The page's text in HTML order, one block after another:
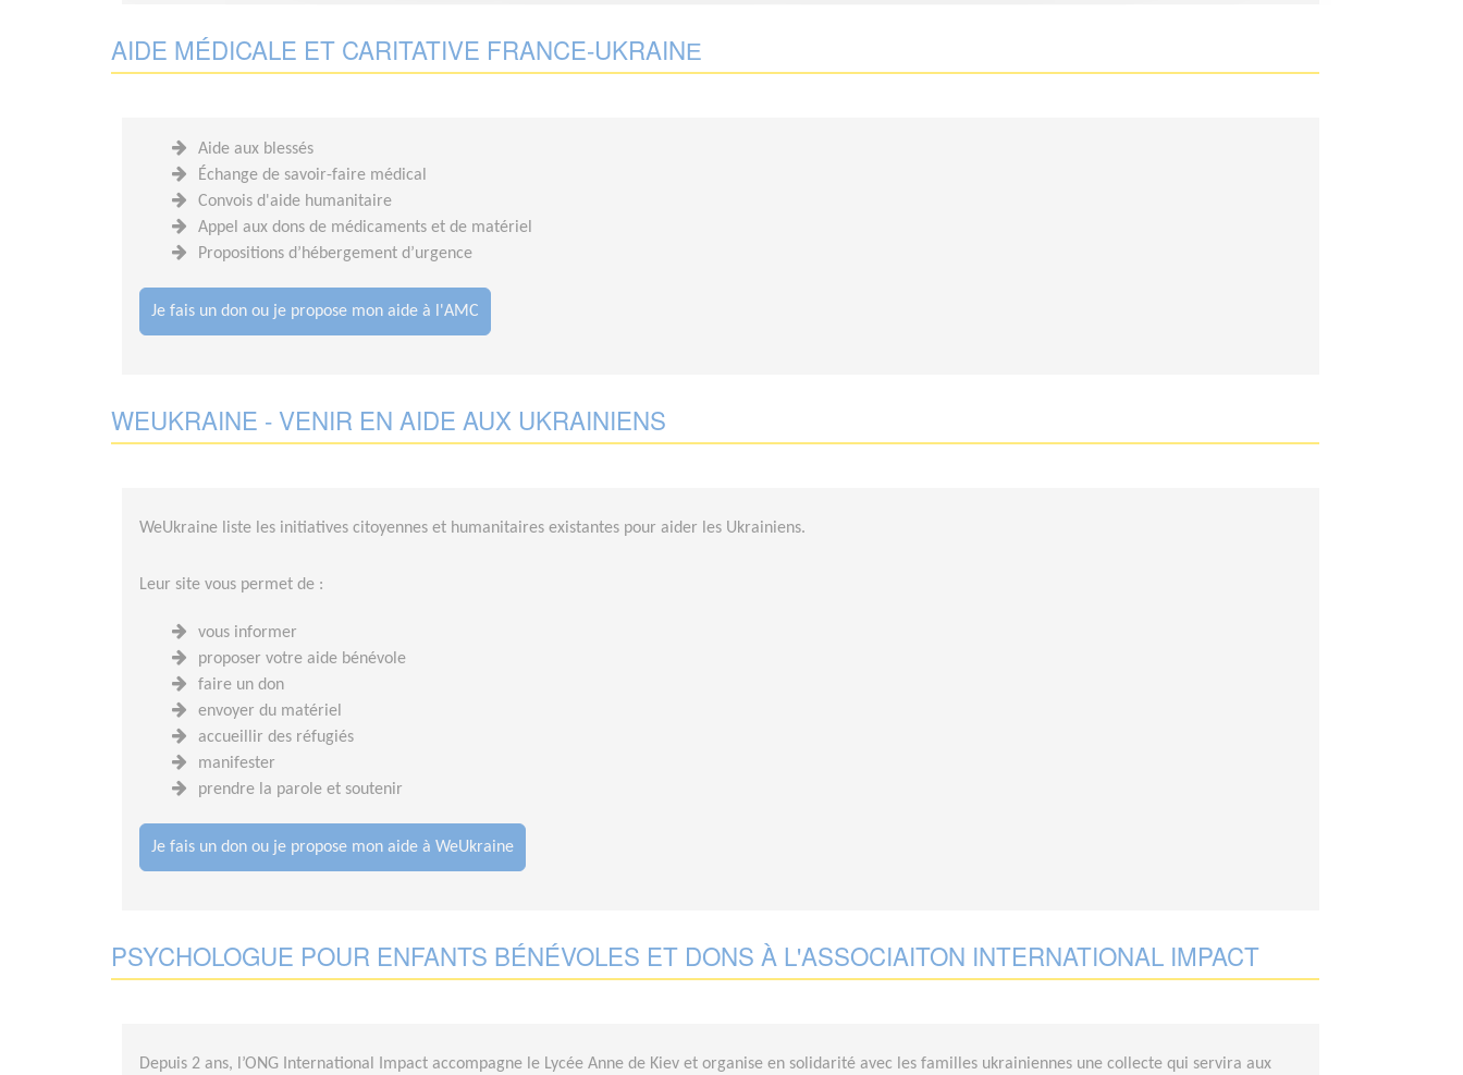
AIDE MÉDICALE ET CARITATIVE FRANCE-UKRAINЕ
Aide aux blessés
Échange de savoir-faire médical
Convois d'aide humanitaire
Appel aux dons de médicaments et de matériel
Propositions d’hébergement d’urgence
Je fais un don ou je propose mon aide à l'AMC
WEUKRAINE - VENIR EN AIDE AUX UKRAINIENS
WeUkraine liste les initiatives citoyennes et humanitaires existantes pour aider les Ukrainiens.
Leur site vous permet de :
vous informer
proposer votre aide bénévole
faire un don
envoyer du matériel
accueillir des réfugiés
manifester
prendre la parole et soutenir
Je fais un don ou je propose mon aide à WeUkraine
PSYCHOLOGUE POUR ENFANTS BÉNÉVOLES ET DONS À L'ASSOCIAITON INTERNATIONAL IMPACT
Depuis 2 ans, l’ONG International Impact accompagne le Lycée Anne de Kiev et organise en solidarité avec les familles ukrainiennes une collecte qui servira aux